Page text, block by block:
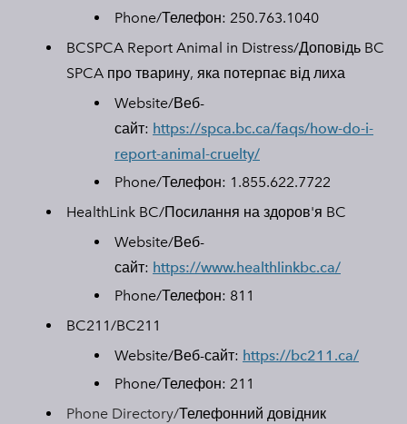
Phone/Телефон: 250.763.1040
BCSPCA Report Animal in Distress/Доповідь BC
SPCA про тварину, яка потерпає від лиха
Website/Веб-
сайт: https://spca.bc.ca/faqs/how-do-i-
report-animal-cruelty/
Phone/Телефон: 1.855.622.7722
HealthLink BC/Посилання на здоров'я BC
Website/Веб-
сайт: https://www.healthlinkbc.ca/
Phone/Телефон: 811
BC211/BC211
Website/Веб-сайт: https://bc211.ca/
Phone/Телефон: 211
Phone Directory/Телефонний довідник